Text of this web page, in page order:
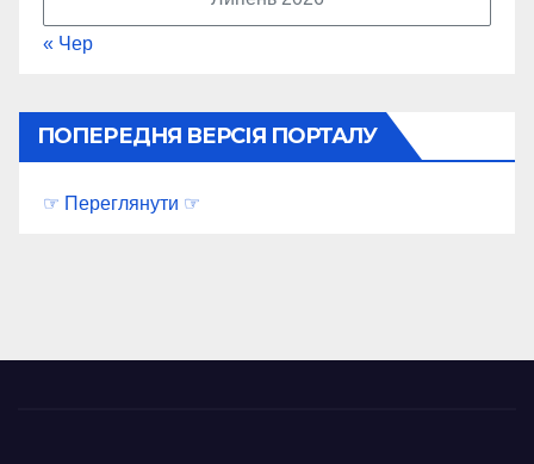
« Чер
ПОПЕРЕДНЯ ВЕРСІЯ ПОРТАЛУ
☞ Переглянути ☞